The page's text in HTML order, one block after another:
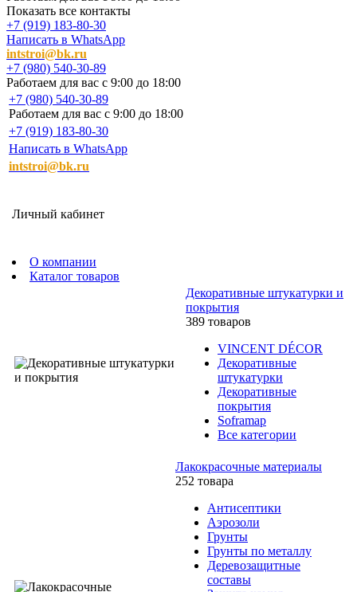
Показать все контакты
+7 (919) 183-80-30
Написать в WhatsApp
intstroi@bk.ru
+7 (980) 540-30-89
Работаем для вас с 9:00 до 18:00
+7 (980) 540-30-89
Работаем для вас с 9:00 до 18:00
+7 (919) 183-80-30
Написать в WhatsApp
intstroi@bk.ru
Личный кабинет
О компании
Каталог товаров
Декоративные штукатурки и
покрытия
389 товаров
VINCENT DÉCOR
Декоративные
штукатурки
Декоративные
покрытия
Soframap
Все категории
Лакокрасочные материалы
252 товара
Антисептики
Аэрозоли
Грунты
Грунты по металлу
Деревозащитные
составы